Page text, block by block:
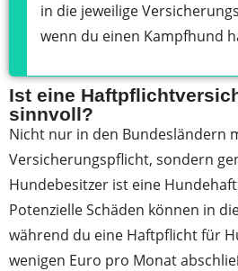
in die jeweilige
wenn du einen Kampfhund
Ist eine
sinnvoll?
Nicht nur in den Bundesländern
Versicherungspflicht, sondern
Hundebesitzer ist eine
Potenzielle Schäden können in
während du eine Haftpflicht für
wenigen Euro pro Monat